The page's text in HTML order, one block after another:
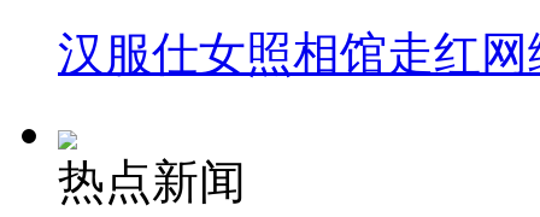
汉服仕女照相馆走红网
热点新闻